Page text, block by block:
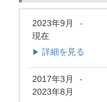
2023年9月 -
現在
▶ 詳細を見る
2017年3月 -
2023年8月